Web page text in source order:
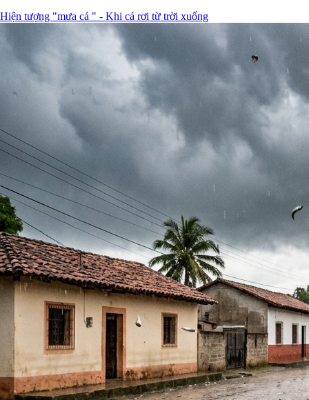
Hiện tượng "mưa cá " - Khi cá rơi từ trời xuống